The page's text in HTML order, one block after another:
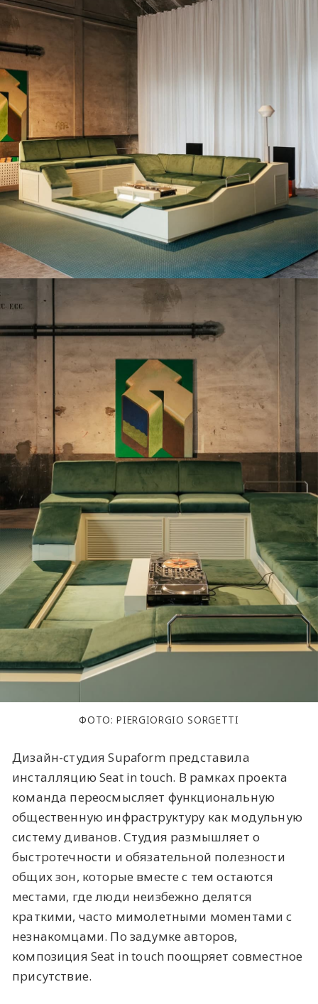
ФОТО: PIERGIORGIO SORGETTI
Дизайн-студия Supaform представила
инсталляцию Seat in touch. В рамках проекта
команда переосмысляет функциональную
общественную инфраструктуру как модульную
систему диванов. Студия размышляет о
быстротечности и обязательной полезности
общих зон, которые вместе с тем остаются
местами, где люди неизбежно делятся
краткими, часто мимолетными моментами с
незнакомцами. По задумке авторов,
композиция Seat in touch поощряет совместное
присутствие.